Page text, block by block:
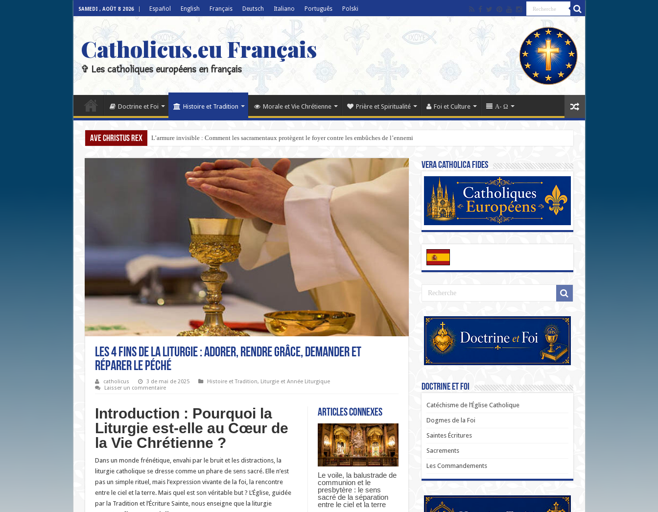
SAMEDI , AOÛT 8 2026 Español English Français Deutsch Italiano Português Polski
Catholicus.eu Français
✞ Les catholiques européens en français
Doctrine et Foi Histoire et Tradition Morale et Vie Chrétienne Prière et Spiritualité Foi et Culture Α- Ω
Ave Christus Rex L’armure invisible : Comment les sacramentaux protègent le foyer contre les embûches de l’ennemi
Les 4 Fins de la Liturgie : Adorer, Rendre Grâce, Demander et
Réparer le Péché
catholicus 3 de mai de 2025 Histoire et Tradition, Liturgie et Année Liturgique
Laisser un commentaire
Articles connexes
Le voile, la balustrade de
communion et le
presbytère : le sens
sacré de la séparation
entre le ciel et la terre
Introduction : Pourquoi la
Liturgie est-elle au Cœur de
la Vie Chrétienne ?
Dans un monde frénétique, envahi par le bruit et les distractions, la
liturgie catholique se dresse comme un phare de sens sacré. Elle n’est
pas un simple rituel, mais l’expression vivante de la foi, la rencontre
entre le ciel et la terre. Mais quel est son véritable but ? L’Église, guidée
par la Tradition et l’Écriture Sainte, nous enseigne que la liturgie
Vera Catholica Fides
Doctrine et Foi
Catéchisme de l’Église Catholique
Dogmes de la Foi
Saintes Écritures
Sacrements
Les Commandements